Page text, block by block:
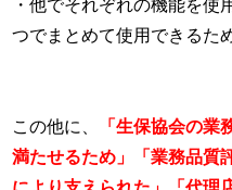
・他でそれぞれの機能を使
つでまとめて使用できるた
この他に、
「生保協会の業
満たせるため」「業務品質